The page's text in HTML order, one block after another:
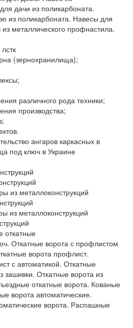
дачи из поликарбоната.
из поликарбоната. Навесы для
металлического профнастила.
(зернохранилища);
различного рода техники;
производства;
ангаров каркасных в
под ключ в Украине
из металлоконструкций
из металлоконструкций
откатные
Откатные ворота с профлистом
ворота профлист.
с автоматикой. Откатные
зашивки. Откатные ворота из
откатные ворота. Кованые
ворота автоматические.
ворота. Распашные